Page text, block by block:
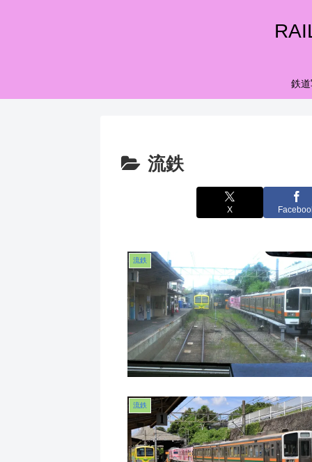
鉄
流鉄
X
流鉄
流鉄